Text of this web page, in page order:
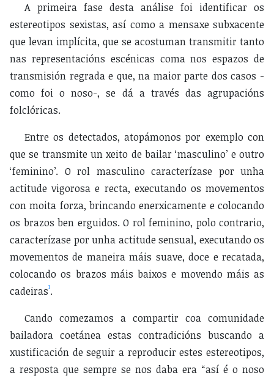
A primeira fase desta análise foi identificar os
estereotipos sexistas, así como a mensaxe subxacente
que levan implícita, que se acostuman transmitir tanto
nas representacións escénicas coma nos espazos de
transmisión regrada e que, na maior parte dos casos -
como foi o noso-, se dá a través das agrupacións
folclóricas.
Entre os detectados, atopámonos por exemplo con
que se transmite un xeito de bailar ‘masculino’ e outro
‘feminino’. O rol masculino caracterízase por unha
actitude vigorosa e recta, executando os movementos
con moita forza, brincando enerxicamente e colocando
os brazos ben erguidos. O rol feminino, polo contrario,
caracterízase por unha actitude sensual, executando os
movementos de maneira máis suave, doce e recatada,
colocando os brazos máis baixos e movendo máis as
cadeiras1.
Cando comezamos a compartir coa comunidade
bailadora coetánea estas contradicións buscando a
xustificación de seguir a reproducir estes estereotipos,
a resposta que sempre se nos daba era “así é o noso